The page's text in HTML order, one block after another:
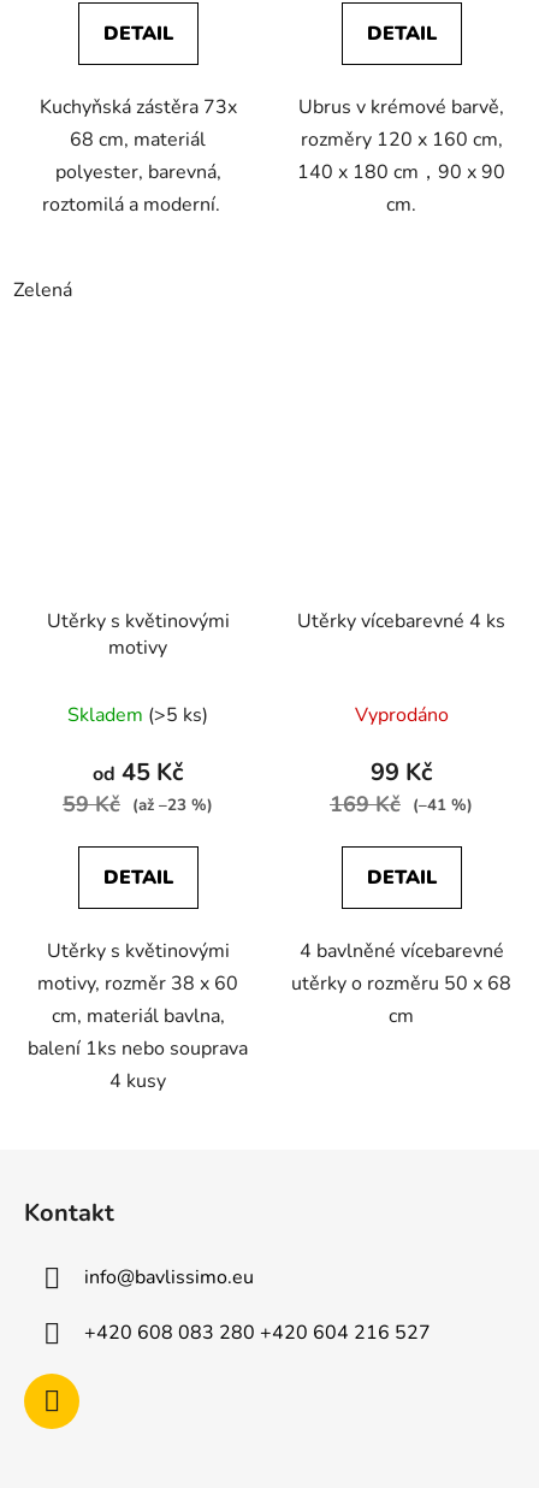
DETAIL
Kuchyňská zástěra 73x
68 cm, materiál
polyester, barevná,
roztomilá a moderní.
Zelená
DETAIL
Ubrus v krémové barvě,
rozměry 120 x 160 cm,
140 x 180 cm，90 x 90
cm.
Utěrky s květinovými
motivy
Skladem (>5 ks)
od 45 Kč
59 Kč (až –23 %)
DETAIL
Utěrky s květinovými
motivy, rozměr 38 x 60
cm, materiál bavlna,
balení 1ks nebo souprava
4 kusy
Utěrky vícebarevné 4 ks
Vyprodáno
99 Kč
169 Kč (–41 %)
DETAIL
4 bavlněné vícebarevné
utěrky o rozměru 50 x 68
cm
Kontakt
info@bavlissimo.eu
+420 608 083 280 +420 604 216 527